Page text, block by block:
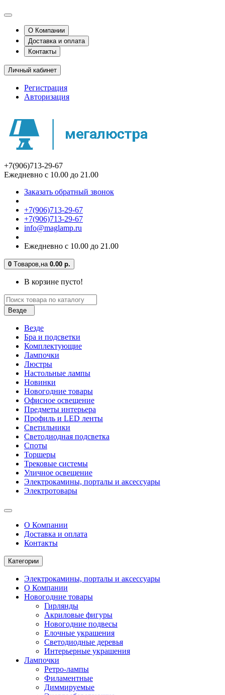
О Компании
Доставка и оплата
Контакты
Личный кабинет
Регистрация
Авторизация
+7(906)713-29-67
Ежедневно с 10.00 до 21.00
Заказать обратный звонок
+7(906)713-29-67
+7(906)713-29-67
info@maglamp.ru
Ежедневно с 10.00 до 21.00
0 Tоваров,на 0.00 р.
В корзине пусто!
Везде
Везде
Бра и подсветки
Комплектующие
Лампочки
Люстры
Настольные лампы
Новинки
Новогодние товары
Офисное освещение
Предметы интерьера
Профиль и LED ленты
Светильники
Светодиодная подсветка
Споты
Торшеры
Трековые системы
Уличное освещение
Электрокамины, порталы и аксессуары
Электротовары
О Компании
Доставка и оплата
Контакты
Категории
Электрокамины, порталы и аксессуары
О Компании
Новогодние товары
Гирлянды
Акриловые фигуры
Новогодние подвесы
Елочные украшения
Светодиодные деревья
Интерьерные украшения
Лампочки
Ретро-лампы
Филаментные
Диммируемые